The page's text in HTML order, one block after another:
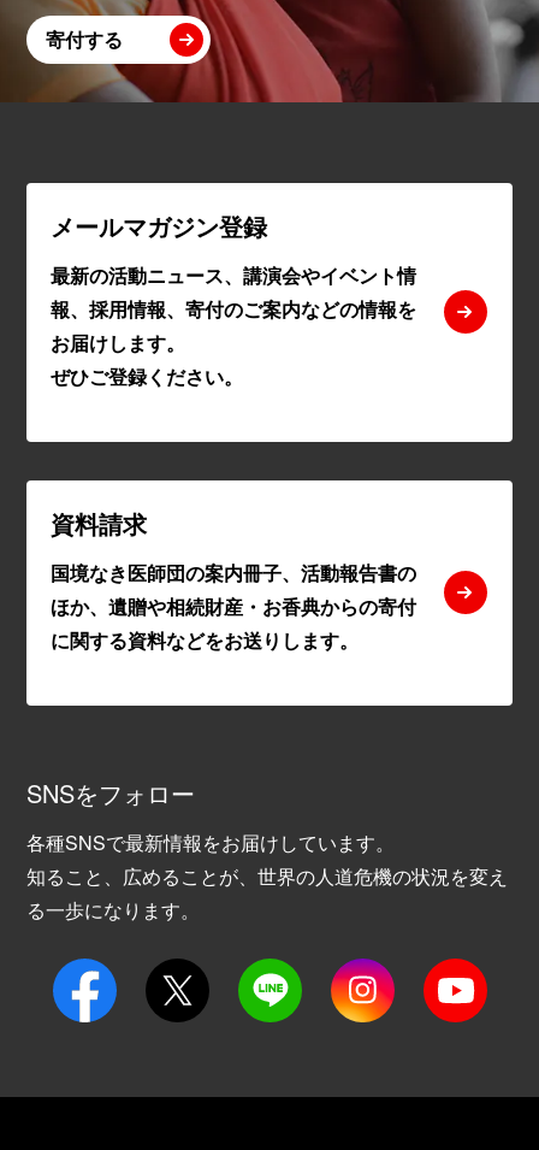
寄付する
メールマガジン登録
最新の活動ニュース、講演会やイベント情
報、採用情報、寄付のご案内などの情報を
お届けします。
ぜひご登録ください。
資料請求
国境なき医師団の案内冊子、活動報告書の
ほか、遺贈や相続財産・お香典からの寄付
に関する資料などをお送りします。
SNSをフォロー
各種SNSで最新情報をお届けしています。
知ること、広めることが、世界の人道危機の状況を変え
る一歩になります。